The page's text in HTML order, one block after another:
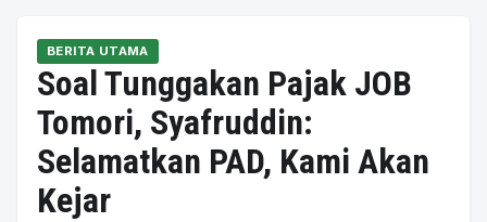
BERITA UTAMA
Soal Tunggakan Pajak JOB
Tomori, Syafruddin:
Selamatkan PAD, Kami Akan
Kejar